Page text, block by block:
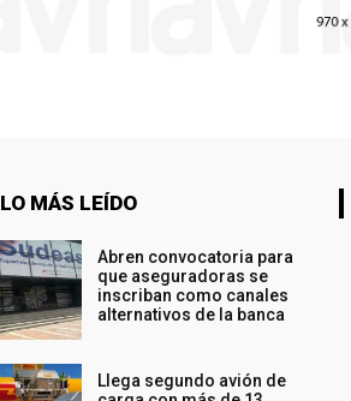
LO MÁS LEÍDO
Abren convocatoria para
que aseguradoras se
inscriban como canales
alternativos de la banca
Llega segundo avión de